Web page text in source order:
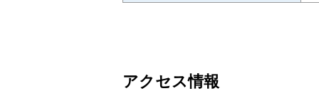
アクセス情報